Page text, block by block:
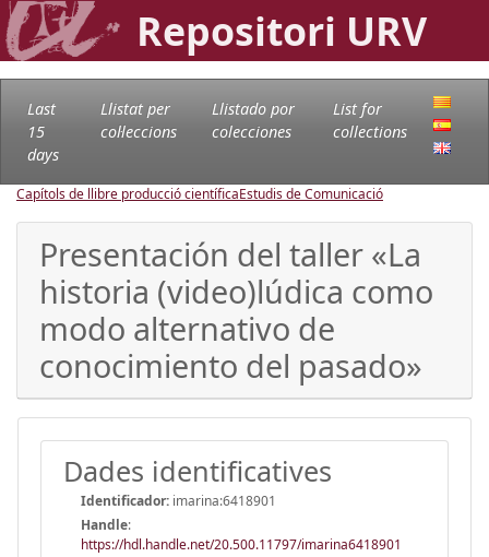
Repositori URV
Last
15
days
Llistat per
col·leccions
Llistado por
colecciones
List for
collections
Capítols de llibre producció científicaEstudis de Comunicació
Presentación del taller «La
historia (video)lúdica como
modo alternativo de
conocimiento del pasado»
Dades identificatives
Identificador: imarina:6418901
Handle:
https://hdl.handle.net/20.500.11797/imarina6418901